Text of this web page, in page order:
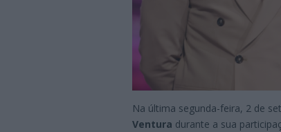
Na última segunda-feira, 2 de
Ventura durante a sua